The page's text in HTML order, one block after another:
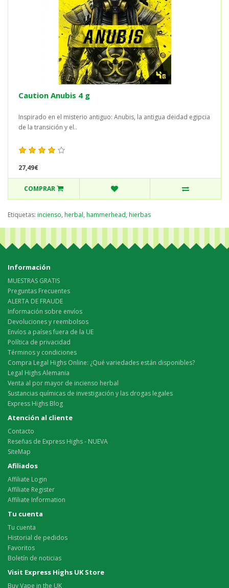
Caution Anubis 4 g
Inspirado en el misterio antiguo: Anubis, la antigua deidad egipcia
de la transición y el..
27,49€
COMPRAR
Etiquetas: incienso, herbal, hammerhead, hierbas
Información
MUESTRAS GRATIS
Preguntas Frecuentes
ALERTA DE FRAUDE
Información sobre envíos
Devoluciones y reembolsos
Envíos a países fuera de la UE
Política de privacidad
Términos y condiciones
Compra Legal Highs Online: ¿Qué variedades están disponibles?
Legal Highs Alemania
Venta al por mayor de incienso herbal
Sustancias químicas de investigación y las drogas legales
Express Highs Blog
Atención al cliente
Contacto
Reseñas de Express Highs - NUEVA
SiteMap
Afiliados
Affiliate Login
Affiliate Register
Affiliate Information
Tu cuenta
Tu cuenta
Historial de pedidos
Favoritos
Boletín de noticias
Visit Express Highs UK Store
Buy Vape in the UK